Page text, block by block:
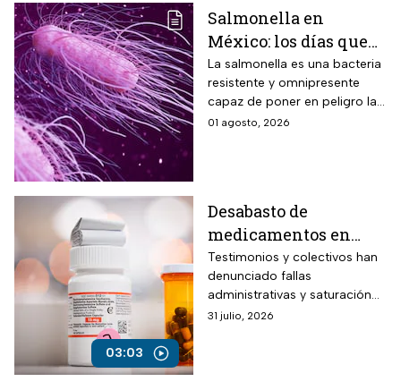
Salmonella en
México: los días que
dura la bacteria en el
cuerpo humano
La salmonella es una bacteria
resistente y omnipresente
capaz de poner en peligro la
vida de una persona
01 agosto, 2026
03:03
Desabasto de
medicamentos en
México provoca
avance de
enfermedades y
fallecimiento de
Testimonios y colectivos han
denunciado fallas
administrativas y saturación
del sistema de salud público
31 julio, 2026